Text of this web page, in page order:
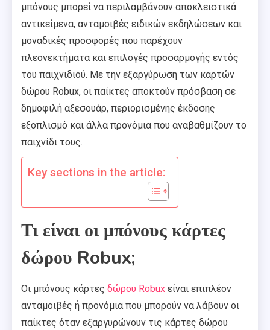
μπόνους μπορεί να περιλαμβάνουν αποκλειστικά
αντικείμενα, ανταμοιβές ειδικών εκδηλώσεων και
μοναδικές προσφορές που παρέχουν
πλεονεκτήματα και επιλογές προσαρμογής εντός
του παιχνιδιού. Με την εξαργύρωση των καρτών
δώρου Robux, οι παίκτες αποκτούν πρόσβαση σε
δημοφιλή αξεσουάρ, περιορισμένης έκδοσης
εξοπλισμό και άλλα προνόμια που αναβαθμίζουν το
παιχνίδι τους.
Key sections in the article:
Τι είναι οι μπόνους κάρτες
δώρου Robux;
Οι μπόνους κάρτες δώρου Robux είναι επιπλέον
ανταμοιβές ή προνόμια που μπορούν να λάβουν οι
παίκτες όταν εξαργυρώνουν τις κάρτες δώρου